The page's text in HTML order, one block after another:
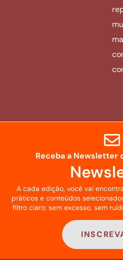
Receba a Newsletter
A cada edição, você vai
práticos e conteúdos
filtro claro: sem excesso, sem